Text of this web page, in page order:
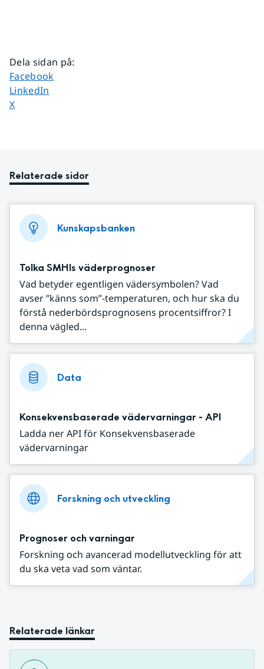
Dela sidan på:
Dela sidan på
Facebook
Dela sidan på
LinkedIn
Dela sidan på
X
Relaterade sidor
Kunskapsbanken
Tolka SMHIs väderprognoser
Vad betyder egentligen vädersymbolen? Vad
avser ”känns som”-temperaturen, och hur ska du
förstå nederbördsprognosens procentsiffror? I
denna vägled...
Data
Konsekvensbaserade vädervarningar - API
Ladda ner API för Konsekvensbaserade
vädervarningar
Forskning och utveckling
Prognoser och varningar
Forskning och avancerad modellutveckling för att
du ska veta vad som väntar.
Relaterade länkar